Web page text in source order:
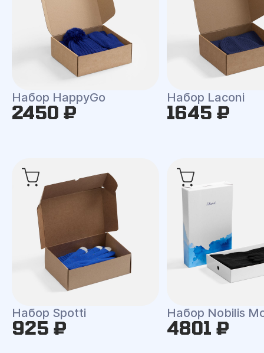
Набор HappyGo
2450 ₽
Набор Laconi
1645 ₽
Набор Spotti
925 ₽
Набор Nobilis
4801 ₽